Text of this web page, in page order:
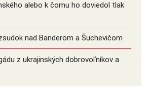
alebo k čomu ho doviedol tlak
nad Banderom a Šuchevičom
z ukrajinských dobrovoľníkov a